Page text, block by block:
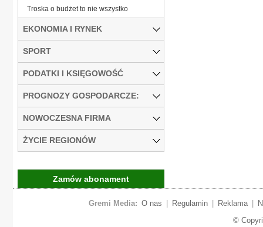
Troska o budżet to nie wszystko
EKONOMIA I RYNEK
SPORT
PODATKI I KSIĘGOWOŚĆ
PROGNOZY GOSPODARCZE:
NOWOCZESNA FIRMA
ŻYCIE REGIONÓW
Zamów abonament
Gremi Media: O nas Regulamin Reklama
©